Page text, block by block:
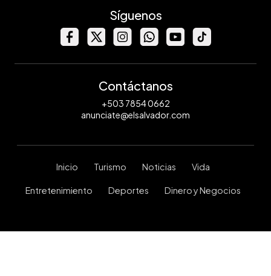
Síguenos
Contáctanos
+503 7854 0662
anunciate@elsalvador.com
Inicio Turismo Noticias Vida
Entretenimiento Deportes Dinero y Negocios